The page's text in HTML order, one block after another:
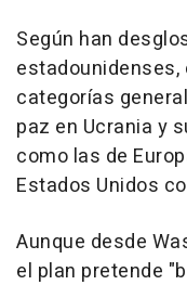
Según han
categorías
paz en Ucrania y
como las de
Estados Unidos
Aunque desde
el plan pretende